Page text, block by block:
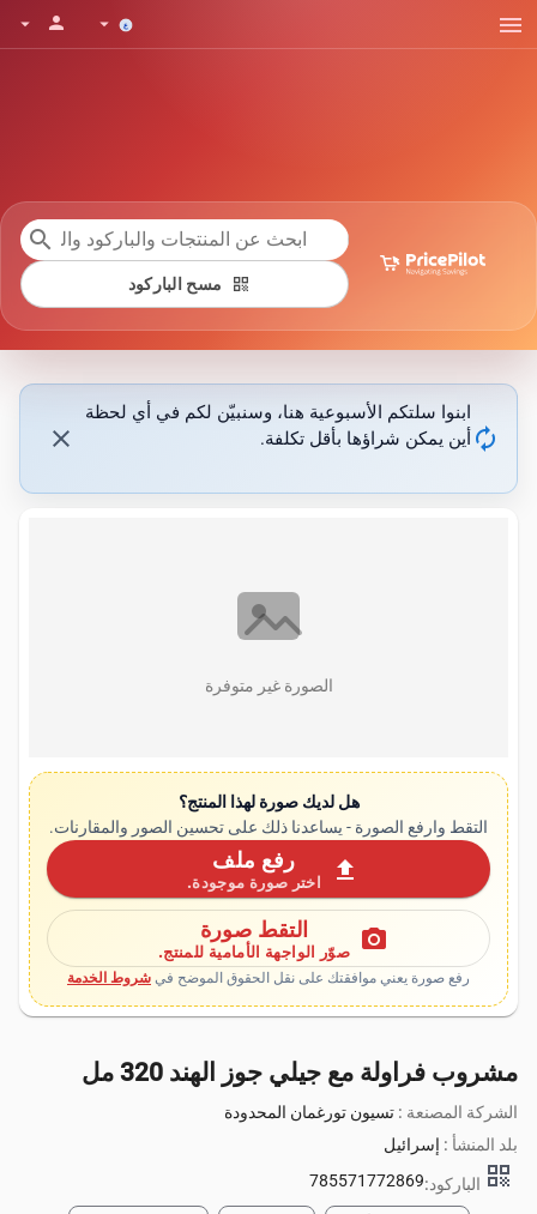
menu
arrow_drop_down
person
arrow_drop_down
search
qr_code مسح الباركود
autorenew
ابنوا سلتكم الأسبوعية هنا، وسنبيّن لكم في أي لحظة
أين يمكن شراؤها بأقل تكلفة.
close
الصورة غير متوفرة
هل لديك صورة لهذا المنتج؟
التقط وارفع الصورة - يساعدنا ذلك على تحسين الصور والمقارنات.
upload رفع ملف
اختر صورة موجودة.
photo_camera التقط صورة
صوّر الواجهة الأمامية للمنتج.
رفع صورة يعني موافقتك على نقل الحقوق الموضح في شروط الخدمة
مشروب فراولة مع جيلي جوز الهند 320 مل
الشركة المصنعة : تسيون تورغمان المحدودة
بلد المنشأ : إسرائيل
qr_code الباركود:785571772869